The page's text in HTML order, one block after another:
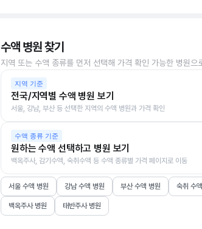
수액 병원 찾기
지역 또는 수액 종류를 먼저 선택해 가격 확인 가능한 병원으
지역 기준
전국/지역별 수액 병원 보기
서울, 강남, 부산 등 선택한 지역의 수액 병원과 가격 확인
수액 종류 기준
원하는 수액 선택하고 병원 보기
백옥주사, 감기수액, 숙취수액 등 수액 종류별 가격 페이지로 이동
서울 수액 병원 강남 수액 병원 부산 수액 병원 숙취 수
백옥주사 병원 태반주사 병원